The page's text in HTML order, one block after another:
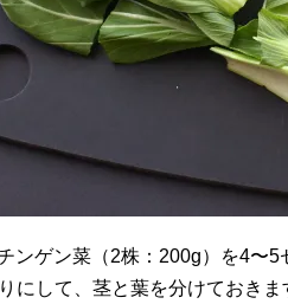
りにして、茎と葉を分けておきま